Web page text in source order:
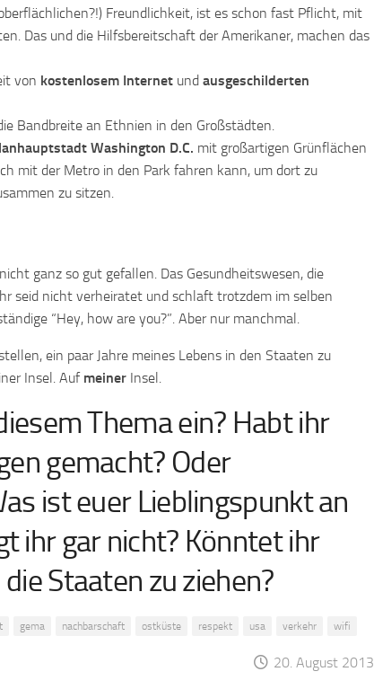
Freundlichkeit, ist es schon fast Pflicht, mit
Das und die Hilfsbereitschaft der Amerikaner, machen das
von kostenlosem Internet und ausgeschilderten
Bandbreite an Ethnien in den Großstädten.
Washington D.C. mit großartigen Grünflächen
mit der Metro in den Park fahren kann, um dort zu
zu sitzen.
ganz so gut gefallen. Das Gesundheitswesen, die
seid nicht verheiratet und schlaft trotzdem im selben
“Hey, how are you?”. Aber nur manchmal.
ein paar Jahre meines Lebens in den Staaten zu
Insel. Auf meiner Insel.
Thema ein? Habt ihr
gemacht? Oder
ist euer Lieblingspunkt an
ihr gar nicht? Könntet ihr
Staaten zu ziehen?
gema nachbarschaft ostküste respekt usa verkehr wifi
20. August 2013